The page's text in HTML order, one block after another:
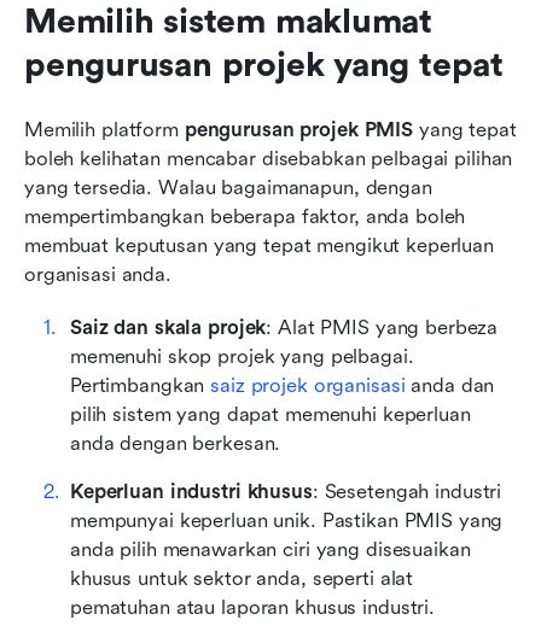
Memilih sistem maklumat
pengurusan projek yang tepat
Memilih platform pengurusan projek PMIS yang tepat
boleh kelihatan mencabar disebabkan pelbagai pilihan
yang tersedia. Walau bagaimanapun, dengan
mempertimbangkan beberapa faktor, anda boleh
membuat keputusan yang tepat mengikut keperluan
organisasi anda.
Saiz dan skala projek: Alat PMIS yang berbeza
memenuhi skop projek yang pelbagai.
Pertimbangkan saiz projek organisasi anda dan
pilih sistem yang dapat memenuhi keperluan
anda dengan berkesan.
Keperluan industri khusus: Sesetengah industri
mempunyai keperluan unik. Pastikan PMIS yang
anda pilih menawarkan ciri yang disesuaikan
khusus untuk sektor anda, seperti alat
pematuhan atau laporan khusus industri.